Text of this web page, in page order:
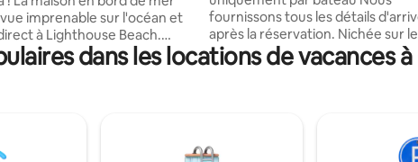
imprenable sur l'océan et
à Lighthouse Beach.
pointe donnant sur la mer,
et des vues du sol au
Profitez de la
fournissons tous les détails
après la réservation. Nichée sur le lac
North Tenmile, cette mini-cabane
paisible est parfaite pour une
avec douche/baignoire, un loft
King Size et vue sur le lac. Profitez
dans les locations de vacances